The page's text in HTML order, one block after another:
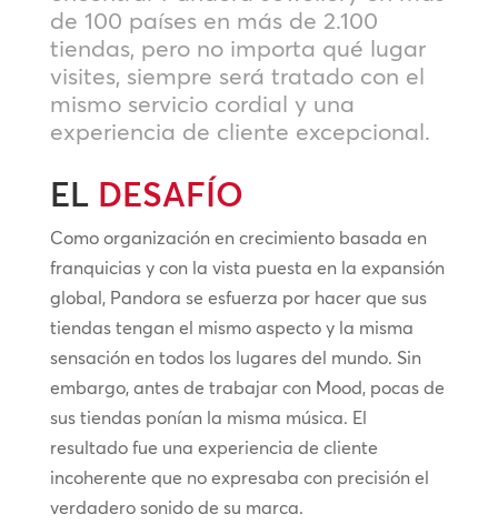
de 100 países en más de 2.100
tiendas, pero no importa qué lugar
visites, siempre será tratado con el
mismo servicio cordial y una
experiencia de cliente excepcional.
EL DESAFÍO
Como organización en crecimiento basada en
franquicias y con la vista puesta en la expansión
global, Pandora se esfuerza por hacer que sus
tiendas tengan el mismo aspecto y la misma
sensación en todos los lugares del mundo. Sin
embargo, antes de trabajar con Mood, pocas de
sus tiendas ponían la misma música. El
resultado fue una experiencia de cliente
incoherente que no expresaba con precisión el
verdadero sonido de su marca.